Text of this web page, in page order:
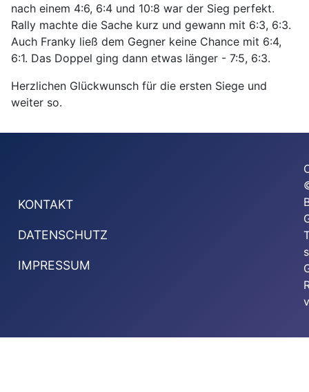
nach einem 4:6, 6:4 und 10:8 war der Sieg perfekt.
Rally machte die Sache kurz und gewann mit 6:3, 6:3.
Auch Franky ließ dem Gegner keine Chance mit 6:4,
6:1. Das Doppel ging dann etwas länger - 7:5, 6:3.
Herzlichen Glückwunsch für die ersten Siege und
weiter so.
KONTAKT
DATENSCHUTZ
IMPRESSUM